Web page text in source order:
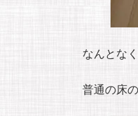
なんとな
普通の床